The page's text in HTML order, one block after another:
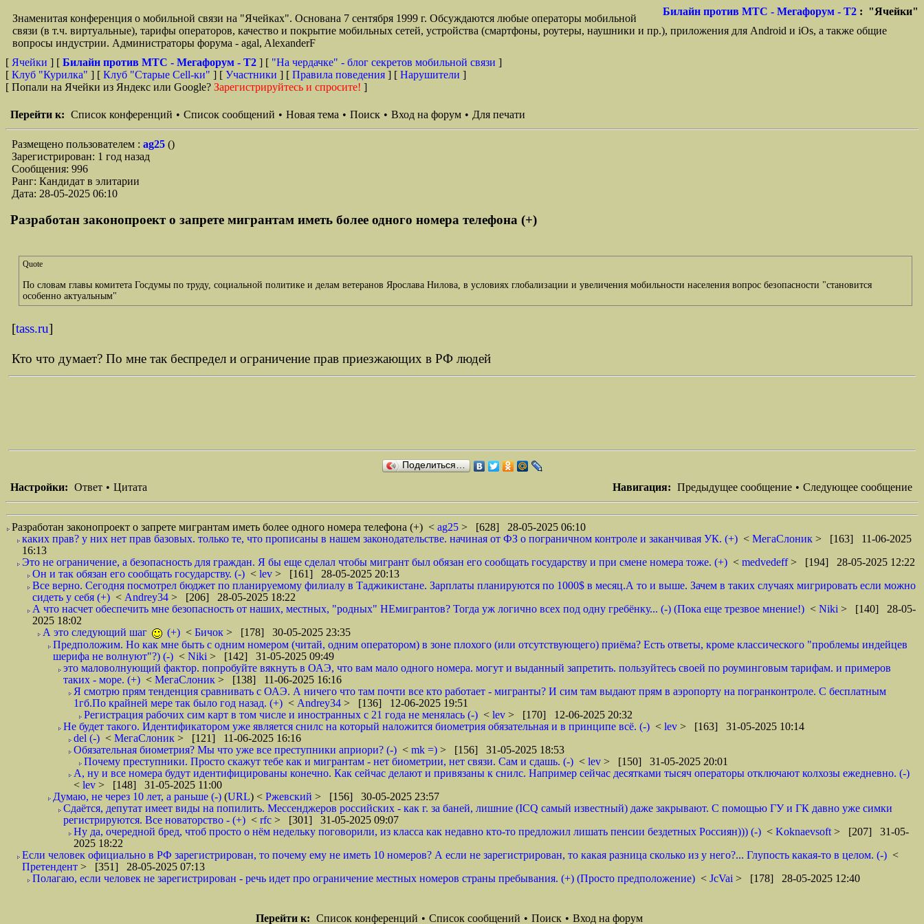
Билайн против МТС - Мегафорум - T2 : "Ячейки"
Знаменитая конференция о мобильной связи на "Ячейках". Основана 7 сентября 1999 г. Обсуждаются любые операторы мобильной
связи (в т.ч. виртуальные), тарифы операторов, качество и покрытие мобильных сетей, устройства (смартфоны, роутеры, наушники и пр.), приложения для Android и iOs, а также общие
вопросы индустрии. Администраторы форума - agal, AlexanderF
[ Ячейки ] [ Билайн против МТС - Мегафорум - T2 ] [ "На чердачке" - блог секретов мобильной связи ]
[ Клуб "Курилка" ] [ Клуб "Старые Сell-ки" ] [ Участники ] [ Правила поведения ] [ Нарушители ]
[ Попали на Ячейки из Яндекс или Google? Зарегистрируйтесь и спросите! ]
Перейти к: Список конференций • Список сообщений • Новая тема • Поиск • Вход на форум • Для печати
Размещено пользователем : ag25 ()
Зарегистрирован: 1 год назад
Сообщения: 996
Ранг: Кандидат в элитарии
Дата: 28-05-2025 06:10
Разработан законопроект о запрете мигрантам иметь более одного номера телефона (+)
Quote
По словам главы комитета Госдумы по труду, социальной политике и делам ветеранов Ярослава Нилова, в условиях глобализации и увеличения мобильности населения вопрос безопасности "становится
особенно актуальным"
[tass.ru]
Кто что думает? По мне так беспредел и ограничение прав приезжающих в РФ людей
Поделиться…
Навигация: Предыдущее сообщение • Следующее сообщение
Настройки: Ответ • Цитата
Разработан законопроект о запрете мигрантам иметь более одного номера телефона (+) < ag25 > [628] 28-05-2025 06:10
каких прав? у них нет прав базовых. только те, что прописаны в нашем законодательстве. начиная от ФЗ о пограничном контроле и заканчивая УК. (+) < МегаСлоник > [163] 11-06-2025
16:13
Это не ограничение, а безопасность для граждан. Я бы еще сделал чтобы мигрант был обязан его сообщать государству и при смене номера тоже. (+) < medvedeff> [194] 28-05-2025 12:22
Он и так обязан его сообщать государству. (-) < lev > [161] 28-05-2025 20:13
Все верно. Сегодня посмотрел бюджет по планируемому филиалу в Таджикистане. Зарплаты планируются по 1000$ в месяц.А то и выше. Зачем в таких случаях мигрировать если можно
сидеть у себя (+) < Andrey34 > [206] 28-05-2025 18:22
А что насчет обеспечить мне безопасность от наших, местных, "родных" НЕмигрантов? Тогда уж логично всех под одну гребёнку... (-) (Пока еще трезвое мнение!) < Niki > [140] 28-05-
2025 18:02
А это следующий шаг
(+) < Бичок > [178] 30-05-2025 23:35
Предположим. Но как мне быть с одним номером (читай, одним оператором) в зоне плохого (или отсутствующего) приёма? Есть ответы, кроме классического "проблемы индейцев
шерифа не волнуют"?) (-) < Niki > [142] 31-05-2025 09:49
это маловолнующий фактор. попробуйте вякнуть в ОАЭ, что вам мало одного номера. могут и выданный запретить. пользуйтесь своей по роуминговым тарифам. и примеров
таких - море. (+) < МегаСлоник > [138] 11-06-2025 16:16
Я смотрю прям тенденция сравнивать с ОАЭ. А ничего что там почти все кто работает - мигранты? И сим там выдают прям в аэропорту на погранконтроле. С бесплатным
1гб.По крайней мере так было год назад. (+) < Andrey34 > [136] 12-06-2025 19:51
Регистрация рабочих сим карт в том числе и иностранных с 21 года не менялась (-) < lev > [170] 12-06-2025 20:32
Не будет такого. Идентификатором уже является снилс на который наложится биометрия обязательная и в принципе всё. (-) < lev > [163] 31-05-2025 10:14
del (-) < МегаСлоник > [121] 11-06-2025 16:16
Обязательная биометрия? Мы что уже все преступники априори? (-) < mk =) > [156] 31-05-2025 18:53
Почему преступники. Просто скажут тебе как и мигрантам - нет биометрии, нет связи. Сам и сдашь. (-) < lev > [150] 31-05-2025 20:01
А, ну и все номера будут идентифицированы конечно. Как сейчас делают и привязаны к снилс. Например сейчас десятками тысяч операторы отключают колхозы ежедневно. (-)
< lev > [148] 31-05-2025 11:00
Думаю, не через 10 лет, а раньше (-) (URL) < Ржевский > [156] 30-05-2025 23:57
Сдаётся, депутат имеет виды на попилить. Мессенджеров российских - как г. за баней, лишние (ICQ самый известный) даже закрывают. С помощью ГУ и ГК давно уже симки
регистрируются. Все новаторство - (+) < rfc > [301] 31-05-2025 09:07
Ну да, очередной бред, чтоб просто о нём недельку поговорили, из класса как недавно кто-то предложил лишать пенсии бездетных Россиян))) (-) < Koknaevsoft > [207] 31-05-
2025 18:22
Если человек официально в РФ зарегистрирован, то почему ему не иметь 10 номеров? А если не зарегистрирован, то какая разница сколько из у него?... Глупость какая-то в целом. (-) <
Претендент > [351] 28-05-2025 07:13
Полагаю, если человек не зарегистрирован - речь идет про ограничение местных номеров страны пребывания. (+) (Просто предположение) < JcVai > [178] 28-05-2025 12:40
Перейти к: Список конференций • Список сообщений • Поиск • Вход на форум